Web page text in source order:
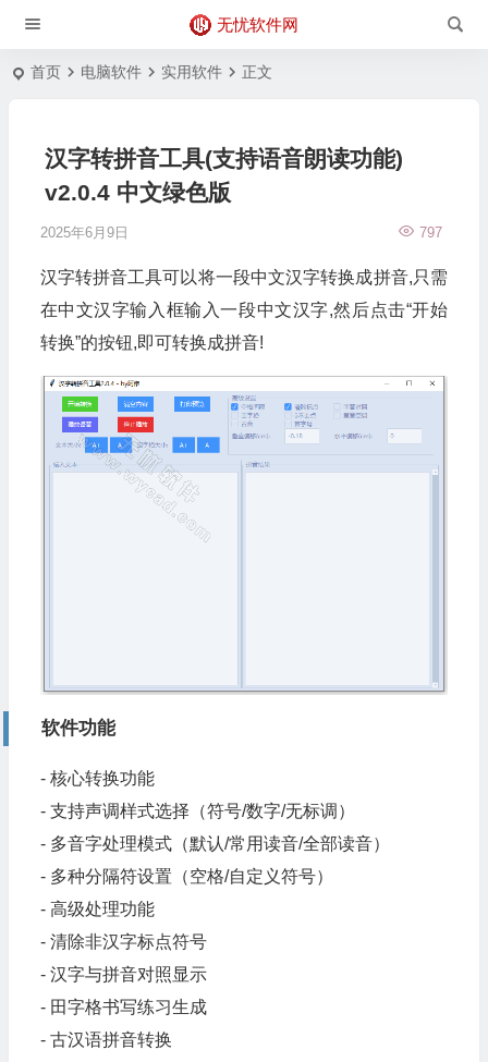
无忧软件网
首页 电脑软件 实用软件 正文
汉字转拼音工具(支持语音朗读功能)
v2.0.4 中文绿色版
2025年6月9日 797
汉字转拼音工具可以将一段中文汉字转换成拼音,只需
在中文汉字输入框输入一段中文汉字,然后点击“开始
转换”的按钮,即可转换成拼音!
软件功能
- 核心转换功能
- 支持声调样式选择（符号/数字/无标调）
- 多音字处理模式（默认/常用读音/全部读音）
- 多种分隔符设置（空格/自定义符号）
- 高级处理功能
- 清除非汉字标点符号
- 汉字与拼音对照显示
- 田字格书写练习生成
- 古汉语拼音转换